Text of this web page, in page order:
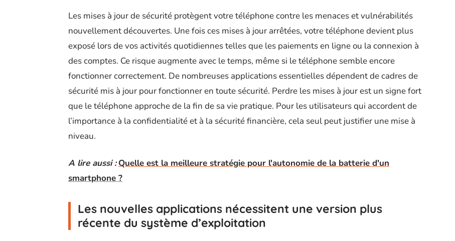
Les mises à jour de sécurité protègent votre téléphone contre les menaces et vulnérabilités
nouvellement découvertes. Une fois ces mises à jour arrêtées, votre téléphone devient plus
exposé lors de vos activités quotidiennes telles que les paiements en ligne ou la connexion à
des comptes. Ce risque augmente avec le temps, même si le téléphone semble encore
fonctionner correctement. De nombreuses applications essentielles dépendent de cadres de
sécurité mis à jour pour fonctionner en toute sécurité. Perdre les mises à jour est un signe fort
que le téléphone approche de la fin de sa vie pratique. Pour les utilisateurs qui accordent de
l’importance à la confidentialité et à la sécurité financière, cela seul peut justifier une mise à
niveau.
A lire aussi : Quelle est la meilleure stratégie pour l'autonomie de la batterie d'un
smartphone ?
Les nouvelles applications nécessitent une version plus
récente du système d’exploitation